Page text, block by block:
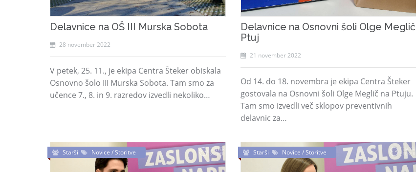
Delavnice na OŠ III Murska Sobota
28 november 2022
V petek, 25. 11., je ekipa Centra Šteker obiskala
Osnovno šolo III Murska Sobota. Tam smo za
učence 7., 8. in 9. razredov izvedli nekoliko…
Delavnice na Osnovni šoli Olge Meglič
Ptuj
21 november 2022
Od 14. do 18. novembra je ekipa Centra Šteker
gostovala na Osnovni šoli Olge Meglič na Ptuju.
Tam smo izvedli več sklopov preventivnih
delavnic za…
Starši Novice / Storitve Starši Novice / Storitve